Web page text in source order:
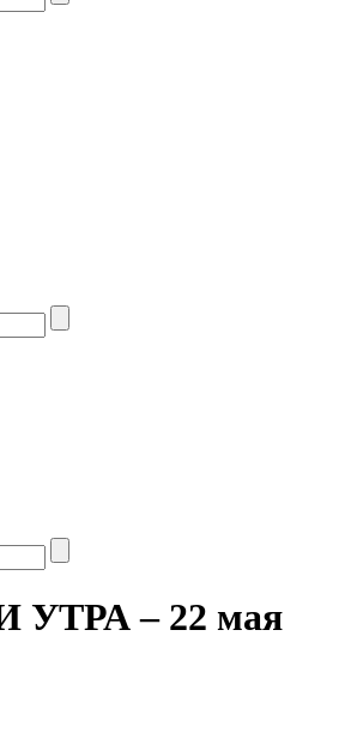
– 22 мая